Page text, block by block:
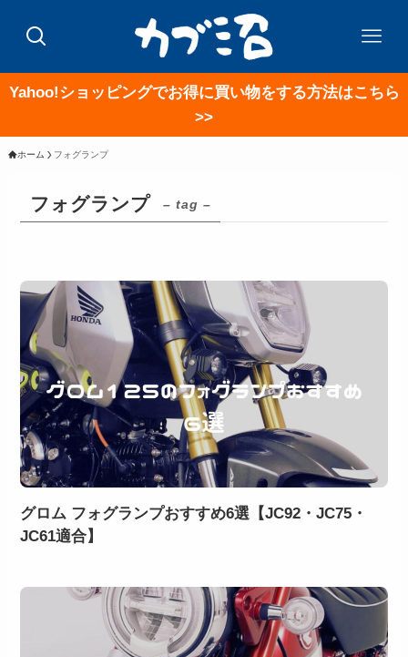
Yahoo!ショッピングでお得に買い物をする方法はこちら
>>
ホーム フォグランプ
フォグランプ – tag –
グロム フォグランプおすすめ6選【JC92・JC75・
JC61適合】